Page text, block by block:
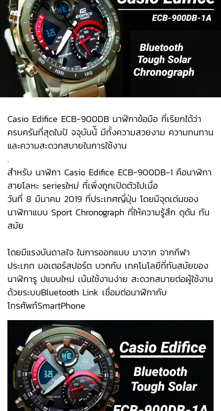
Casio Edifice ECB-900DB นาฬิกาข้อมือ ที่เรียกได้ว่า
ครบครันที่สุดในปั จจุบันน้ี มีทั้งความสวยงาม ความทนทาน
และความสะดวกสบายในการใช้งาน
.
สำหรับ นาฬิกา Casio Edifice ECB-900DB-1 คือนาฬิกา
สายโลหะ seriesใหม่ ที่เพิ่งถูกเปิดตัวไปเมื่อ
วันที่ 8 มีนาคม 2019 ที่ประเทศญี่ปุ่น โดยมีจุดเด่นของ
นาฬิกาแบบ Sport Chronograph ที่ให้ความรู้สึก ดุดัน ทัน
สมัย
โดยมีแรงบันดาลใจ ในการออกแบบ มาจาก จากกีฬา
ประเภท มอเตอร์สปอร์ต บวกกับ เทคโนโลยีที่ทันสมัยของ
นาฬิการู ปแบบใหม่ เน้นใช้งานง่าย สะดวกสบายต่อผู้ใช้งาน
ด้วยระบบBluetooth Link เชื่อมต่อนาฬิกากับ
โทรศัพท์SmartPhone